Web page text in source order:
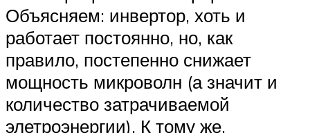
Объясняем: инвертор, хоть и
работает постоянно, но, как
правило, постепенно снижает
мощность микроволн (а значит и
количество затрачиваемой
элетроэнергии). К тому же,